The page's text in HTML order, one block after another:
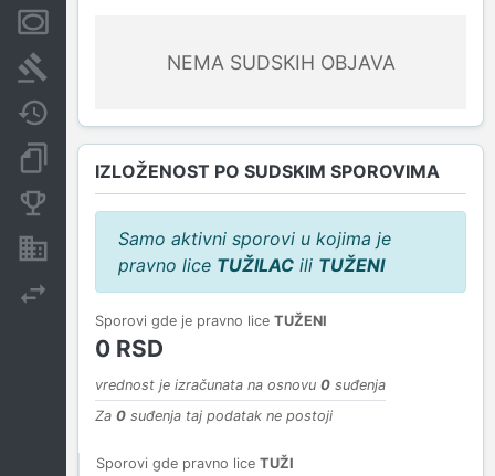
Sudski sporovi
Dokumenti i objave
Nekretnine i imovina
Izvoz
NEMA SUDSKIH OBJAVA
IZLOŽENOST PO SUDSKIM SPOROVIMA
Samo aktivni sporovi u kojima je
pravno lice TUŽILAC ili TUŽENI
Sporovi gde je pravno lice TUŽENI
0 RSD
vrednost je izračunata na osnovu 0 suđenja
Za 0 suđenja taj podatak ne postoji
Sporovi gde pravno lice TUŽI